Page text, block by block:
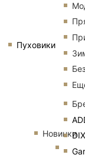
Пуховики
Новинки